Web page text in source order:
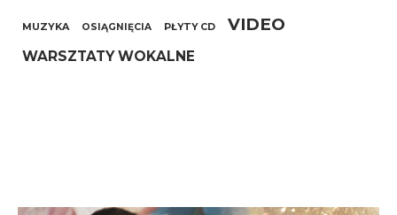
MUZYKA OSIĄGNIĘCIA PŁYTY CD VIDEO
WARSZTATY WOKALNE